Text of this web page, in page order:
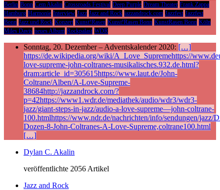
Berlin Bonn Cem Akalin Crossroads Festival Deep Purple Dream Theater Frank Zappa
Hamburg Harmonie Interview Jazz Jazz and Rock jazzandrock.com Jazzfest Jazzfest
Bonn Jazz und Rock Konzert Kunst!Rasen Kunst!Rasen Bonn KunstRasen Bonn Köln
Miles Davis neues Album Rockpalast WDR
Sonntag, 20. Dezember – Adventskalender 2020: […]
https://de.wikipedia.org/wiki/A_Love_Supremehttps://
love-supreme-john-coltranes-musikalisches.932.de.html?
dram:article_id=305615https://www.laut.de/John-
Coltrane/Alben/A-Love-Supreme-
38684http://jazzandrock.com/?
p=42https://www1.wdr.de/mediathek/audio/wdr3/wdr3-
jazz/giant-steps-in-jazz/audio-a-love-supreme—john-coltrane-
100.htmlhttps://www.ndr.de/nachrichten/info/sendungen/jazz/
Dozen-8-John-Coltranes-A-Love-Supreme,coltrane100.html
[…]
Dylan C. Akalin
veröffentlichte 2056 Artikel
Jazz and Rock